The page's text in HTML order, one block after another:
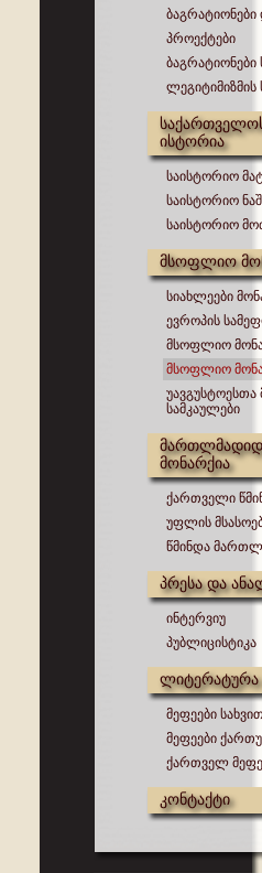
ბაგრატიონები
პროექტები
ლეგიტიმიზმის
ისტორია
საისტორიო
საისტორიო
საისტორიო
მსოფლიო
სიახლეები
ევროპის
მსოფლიო
მსოფლიო
სამკაულები
მონარქია
ქართველი
უფლის
წმინდა
პრესა და
ინტერვიუ
პუბლიცისტიკა
ლიტერატურა
მეფეები
მეფეები
ქართველ
კონტაქტი